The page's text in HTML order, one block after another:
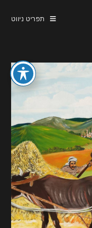
תפריט ניווט